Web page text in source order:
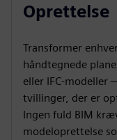
Oprettelse
Transformer
håndtegnede
eller IFC-
tvillinger, der er
Ingen fuld BIM
modeloprettelse